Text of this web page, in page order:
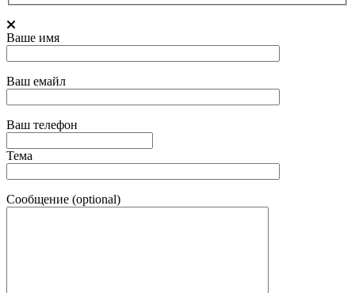
Ваше имя
Ваш емайл
Ваш телефон
Тема
Сообщение (optional)